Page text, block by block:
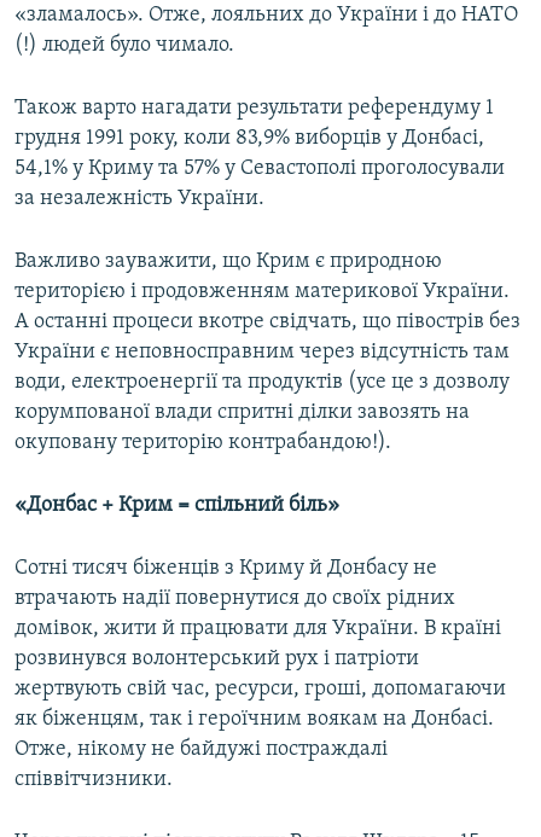
«зламалось». Отже, лояльних до України і до НАТО
(!) людей було чимало.
Також варто нагадати результати референдуму 1
грудня 1991 року, коли 83,9% виборців у Донбасі,
54,1% у Криму та 57% у Севастополі проголосували
за незалежність України.
Важливо зауважити, що Крим є природною
територією і продовженням материкової України.
А останні процеси вкотре свідчать, що півострів без
України є неповносправним через відсутність там
води, електроенергії та продуктів (усе це з дозволу
корумпованої влади спритні ділки завозять на
окуповану територію контрабандою!).
«Донбас + Крим = спільний біль»
Сотні тисяч біженців з Криму й Донбасу не
втрачають надії повернутися до своїх рідних
домівок, жити й працювати для України. В країні
розвинувся волонтерський рух і патріоти
жертвують свій час, ресурси, гроші, допомагаючи
як біженцям, так і героїчним воякам на Донбасі.
Отже, нікому не байдужі постраждалі
співвітчизники.